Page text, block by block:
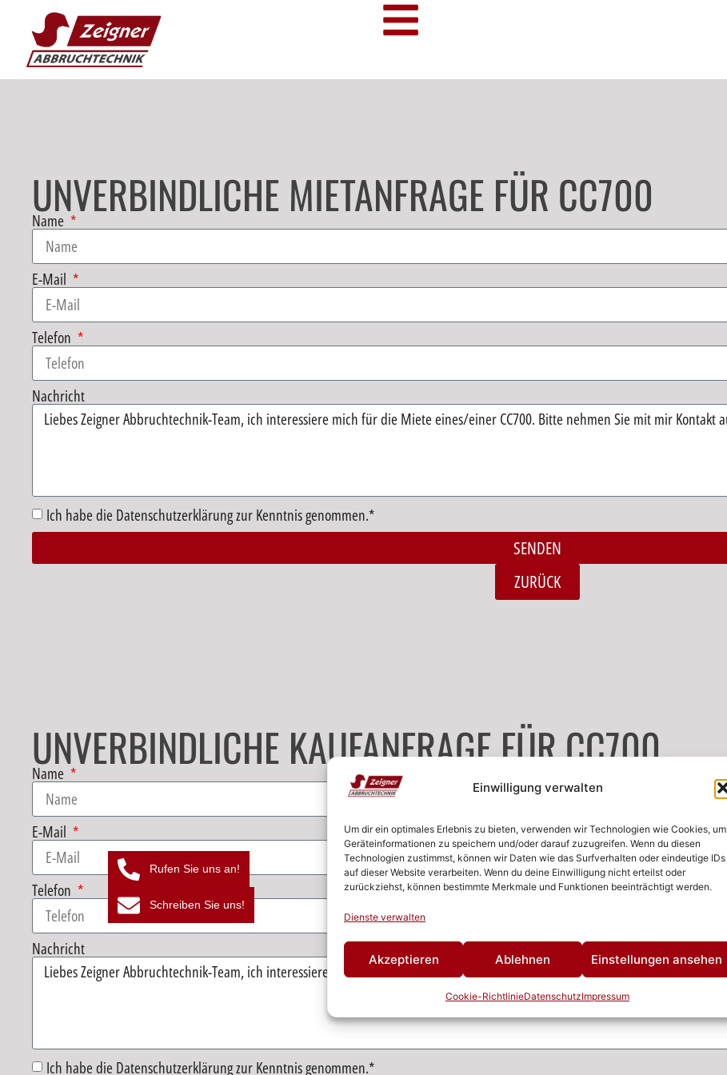
Einwilligung verwalten
Um dir ein optimales Erlebnis zu bieten, verwenden wir Technologien wie Cookies, um
Geräteinformationen zu speichern und/oder darauf zuzugreifen. Wenn du diesen
Technologien zustimmst, können wir Daten wie das Surfverhalten oder eindeutige IDs
auf dieser Website verarbeiten. Wenn du deine Einwilligung nicht erteilst oder
zurückziehst, können bestimmte Merkmale und Funktionen beeinträchtigt werden.
Dienste verwalten
Akzeptieren Ablehnen Einstellungen ansehen
Cookie-RichtlinieDatenschutzImpressum
UNVERBINDLICHE MIETANFRAGE FÜR CC700
Name
E-Mail
Telefon
Nachricht
Ich habe die Datenschutzerklärung zur Kenntnis genommen.*
SENDEN
ZURÜCK
UNVERBINDLICHE KAUFANFRAGE FÜR CC700
Name
E-Mail
Telefon
Nachricht
Ich habe die Datenschutzerklärung zur Kenntnis genommen.*
Rufen Sie uns an!
Schreiben Sie uns!